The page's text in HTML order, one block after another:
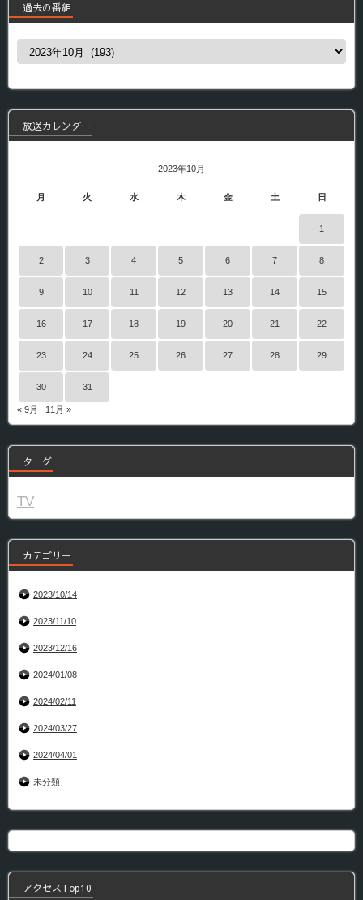
過去の番組
過
組
放送カレンダー
2023年10月
月 火 水 木 金 土 日
1
2 3 4 5 6 7 8
9 10 11 12 13 14 15
16 17 18 19 20 21 22
23 24 25 26 27 28 29
30 31
« 9月 11月 »
タ グ
TV
カテゴリー
2023/10/14
2023/11/10
2023/12/16
2024/01/08
2024/02/11
2024/03/27
2024/04/01
未分類
アクセスTop10